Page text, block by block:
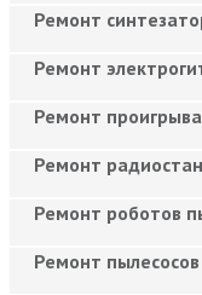
Ремонт
Ремонт
Ремонт
Ремонт
Ремонт роботов
Ремонт пылесосов